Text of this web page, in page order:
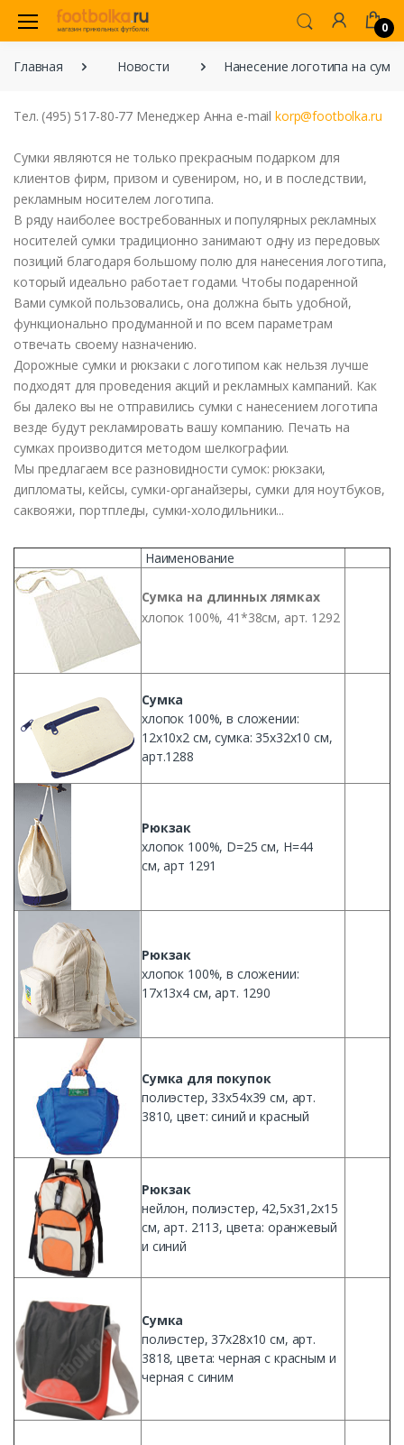
0
Главная Новости Нанесение логотипа на
Тел. (495) 517-80-77 Менеджер Анна e-mail korp@footbolka.ru
Сумки являются не только прекрасным подарком для
клиентов фирм, призом и сувениром, но, и в последствии,
рекламным носителем логотипа.
В ряду наиболее востребованных ипопулярных рекламных
носителей сумки традиционно занимают одну из передовых
позиций благодаря большому полю для нанесения логотипа,
который идеально работает годами.Чтобы подаренной
Вами сумкой пользовались, она должна быть удобной,
функционально продуманной и по всем параметрам
отвечать своему назначению.
Дорожные сумки и рюкзаки слоготипом какнельзя лучше
подходят для проведения акций ирекламных кампаний. Как
бы далеко выне отправились сумки с нанесением логотипа
везде будут рекламировать вашу компанию. Печать на
сумках производитсяметодом шелкографии.
Мы предлагаем все разновидности сумок:рюкзаки,
дипломаты,кейсы, сумки-органайзеры, сумки для ноутбуков,
саквояжи, портпледы, сумки-холодильники...
Наименование
Сумка на длинных лямках
хлопок 100%, 41*38см, арт. 1292
Сумка
хлопок 100%, в сложении:
12х10х2 см,сумка: 35х32х10 см,
арт.1288
Рюкзак
хлопок 100%, D=25см, H=44
см, арт 1291
Рюкзак
хлопок 100%, в сложении:
17х13х4 см, арт. 1290
Сумка для покупок
полиэстер, 33х54х39 см, арт.
3810, цвет:синий икрасный
Рюкзак
нейлон, полиэстер, 42,5х31 ,2х15
см, арт. 2113, цвета: оранжевый
и синий
Сумка
полиэстер, 37х28х10 см, арт.
3818, цвета:черная с красным и
черная с синим